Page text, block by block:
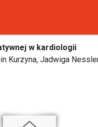
w kardiologii
Kurzyna, Jadwiga